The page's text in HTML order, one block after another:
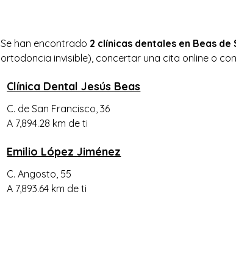
Se han encontrado 2 clínicas dentales en Beas de
ortodoncia invisible), concertar una cita online o
Clínica Dental Jesús Beas
C. de San Francisco, 36
A 7,894.28 km de ti
Emilio López Jiménez
C. Angosto, 55
A 7,893.64 km de ti